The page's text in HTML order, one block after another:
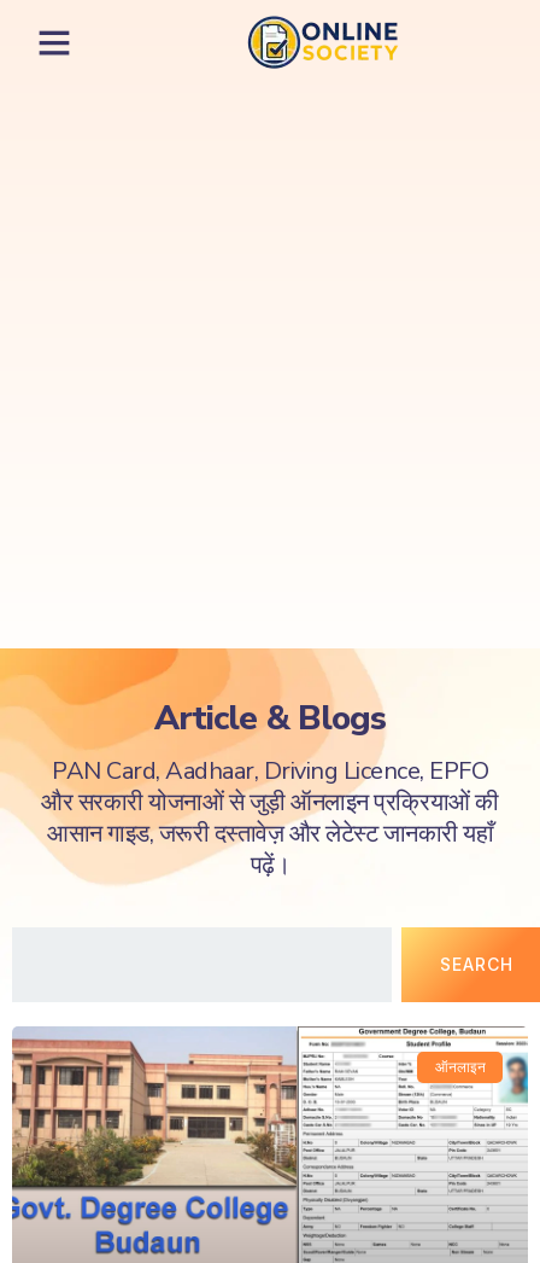
Article & Blogs
PAN Card, Aadhaar, Driving Licence, EPFO
और सरकारी योजनाओं से जुड़ी ऑनलाइन प्रक्रियाओं की
आसान गाइड, जरूरी दस्तावेज़ और लेटेस्ट जानकारी यहाँ
पढ़ें।
SEARCH
ऑनलाइन